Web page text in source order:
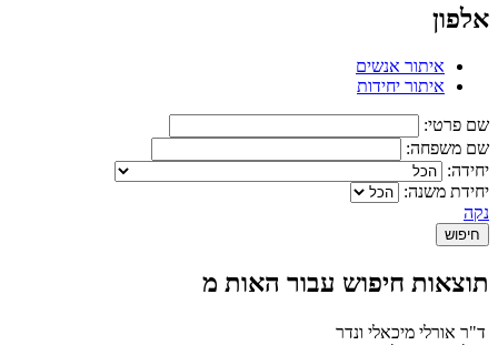
אלפון
איתור אנשים
איתור יחידות
שם פרטי:
שם משפחה:
יחידה:
יחידת משנה:
נקה
תוצאות חיפוש עבור האות מ
ד"ר אורלי מיכאלי ונדר